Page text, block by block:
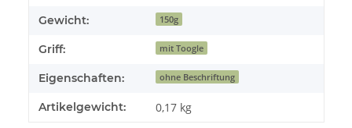
Gewicht: 150g
Griff: mit Toogle
Eigenschaften: ohne Beschriftung
Artikelgewicht: 0,17 kg